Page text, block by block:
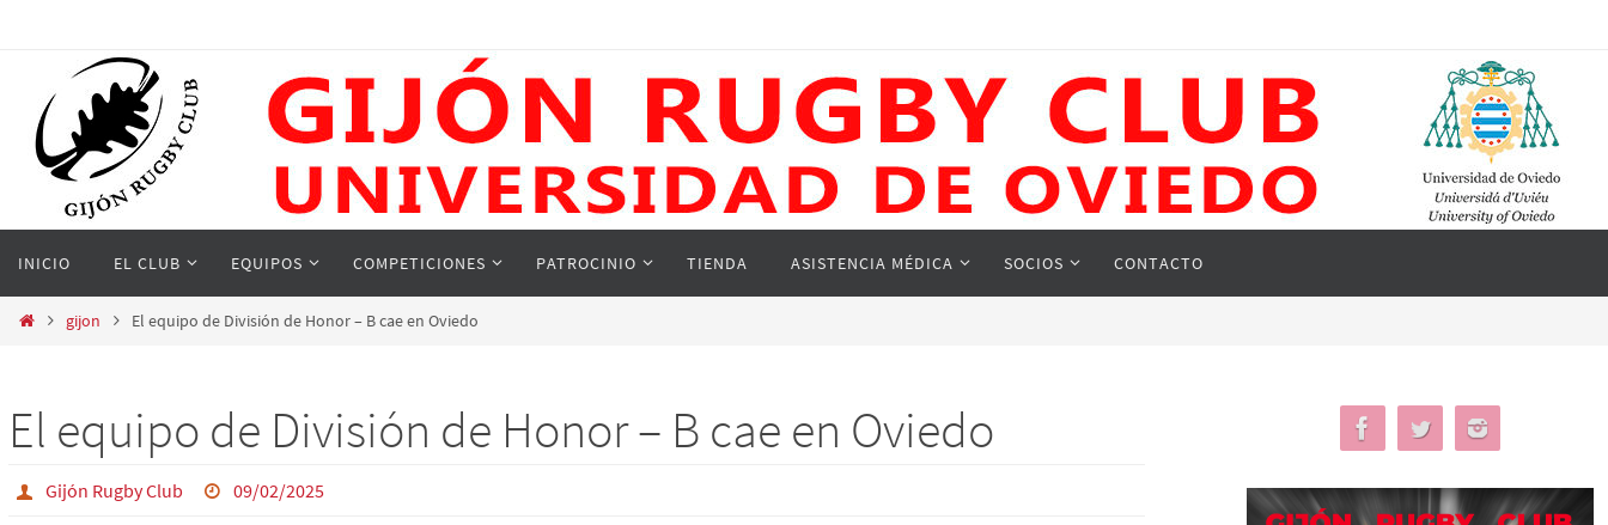
contenido
contenido
INICIO EL CLUB EQUIPOS COMPETICIONES PATROCINIO TIENDA ASISTENCIA MÉDICA SOCIOS CONTACTO
Iniciogijon El equipo de División de Honor – B cae en Oviedo
El equipo de División de Honor – B cae en Oviedo
Gijón Rugby Club 09/02/2025